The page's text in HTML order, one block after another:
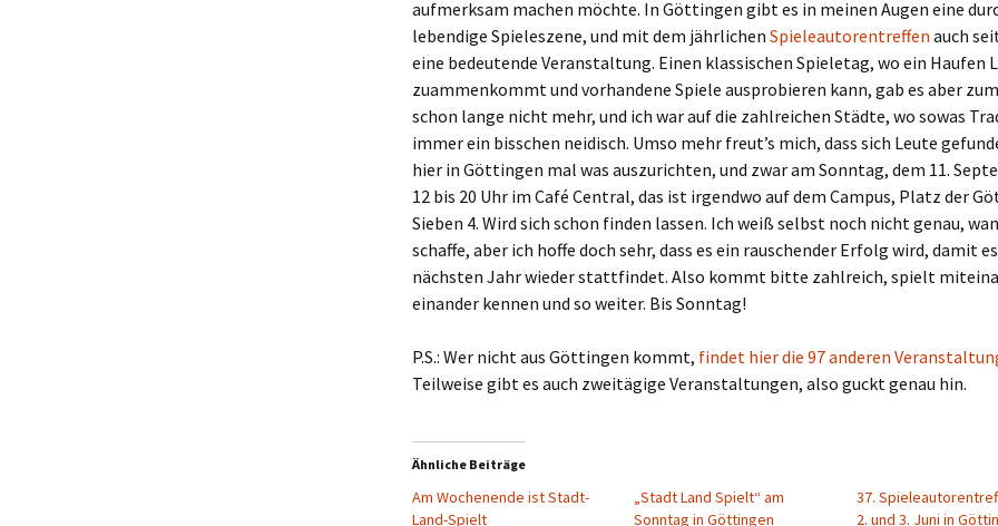
aufmerksam machen möchte. In Göttingen gibt es in meinen Augen eine
lebendige Spieleszene, und mit dem jährlichen Spieleautorentreffen auch
eine bedeutende Veranstaltung. Einen klassischen Spieletag, wo ein Haufen
zuammenkommt und vorhandene Spiele ausprobieren kann, gab es aber
schon lange nicht mehr, und ich war auf die zahlreichen Städte, wo sowas
immer ein bisschen neidisch. Umso mehr freut’s mich, dass sich Leute
hier in Göttingen mal was auszurichten, und zwar am Sonntag, dem 11.
12 bis 20 Uhr im Café Central, das ist irgendwo auf dem Campus, Platz der
Sieben 4. Wird sich schon finden lassen. Ich weiß selbst noch nicht genau,
schaffe, aber ich hoffe doch sehr, dass es ein rauschender Erfolg wird, damit
nächsten Jahr wieder stattfindet. Also kommt bitte zahlreich, spielt
einander kennen und so weiter. Bis Sonntag!
P.S.: Wer nicht aus Göttingen kommt, findet hier die 97 anderen
Teilweise gibt es auch zweitägige Veranstaltungen, also guckt genau hin.
Ähnliche Beiträge
Am Wochenende ist Stadt-
Land-Spielt
„Stadt Land Spielt“ am
Sonntag in Göttingen
37.
2. und 3. Juni in